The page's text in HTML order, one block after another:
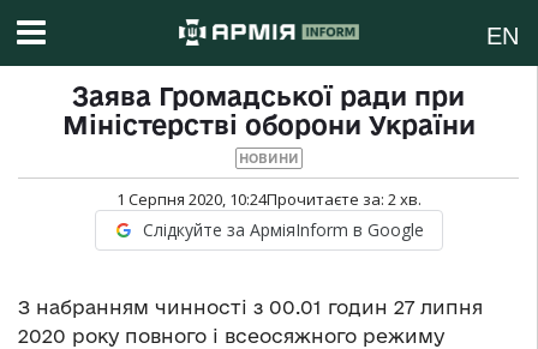
EN
Заява Громадської ради при
Міністерстві оборони України
НОВИНИ
1 Серпня 2020, 10:24Прочитаєте за: 2хв.
Слідкуйте за АрміяInform в Google
З набранням чинності з 00.01 годин 27 липня
2020 року повного і всеосяжного режиму